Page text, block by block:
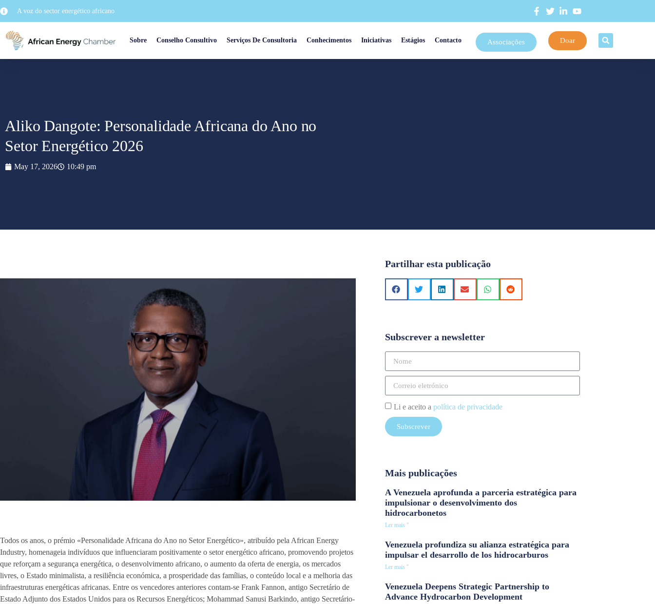
A voz do sector energético africano
Sobre Conselho Consultivo Serviços De Consultoria Conhecimentos Iniciativas Estágios Contacto Associações Doar
Aliko Dangote: Personalidade Africana do Ano no
Setor Energético 2026
May 17, 2026 10:49 pm
Todos os anos, o prémio «Personalidade Africana do Ano no Setor Energético», atribuído pela African Energy
Industry, homenageia indivíduos que influenciaram positivamente o setor energético africano, promovendo projetos
que reforçam a segurança energética, o desenvolvimento africano, o aumento da oferta de energia, os mercados
livres, o Estado minimalista, a resiliência económica, a prosperidade das famílias, o conteúdo local e a melhoria das
infraestruturas energéticas africanas. Entre os vencedores anteriores contam-se Frank Fannon, antigo Secretário de
Estado Adjunto dos Estados Unidos para os Recursos Energéticos; Mohammad Sanusi Barkindo, antigo Secretário-
Partilhar esta publicação
Subscrever a newsletter
Li e aceito a política de privacidade
Subscrever
Mais publicações
A Venezuela aprofunda a parceria estratégica para
impulsionar o desenvolvimento dos
hidrocarbonetos
Ler mais "
Venezuela profundiza su alianza estratégica para
impulsar el desarrollo de los hidrocarburos
Ler mais "
Venezuela Deepens Strategic Partnership to
Advance Hydrocarbon Development